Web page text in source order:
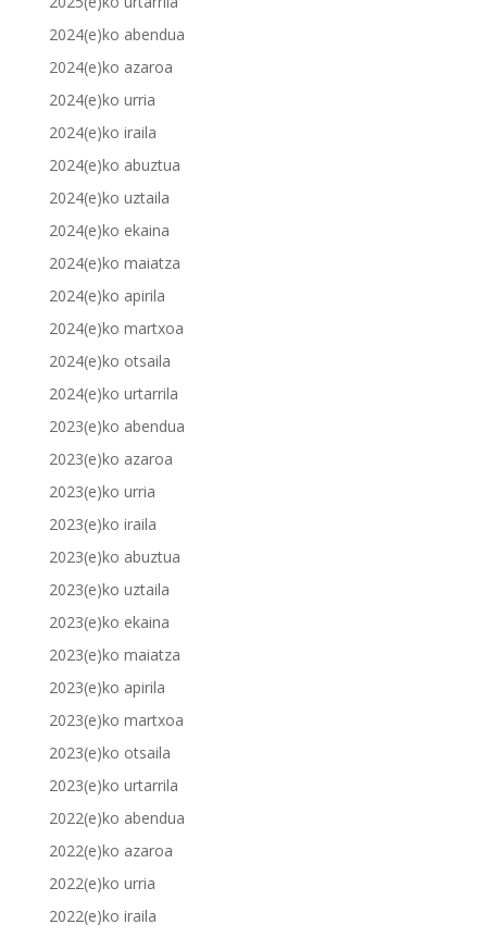
2024(e)ko abendua
2024(e)ko azaroa
2024(e)ko urria
2024(e)ko iraila
2024(e)ko abuztua
2024(e)ko uztaila
2024(e)ko ekaina
2024(e)ko maiatza
2024(e)ko apirila
2024(e)ko martxoa
2024(e)ko otsaila
2024(e)ko urtarrila
2023(e)ko abendua
2023(e)ko azaroa
2023(e)ko urria
2023(e)ko iraila
2023(e)ko abuztua
2023(e)ko uztaila
2023(e)ko ekaina
2023(e)ko maiatza
2023(e)ko apirila
2023(e)ko martxoa
2023(e)ko otsaila
2023(e)ko urtarrila
2022(e)ko abendua
2022(e)ko azaroa
2022(e)ko urria
2022(e)ko iraila